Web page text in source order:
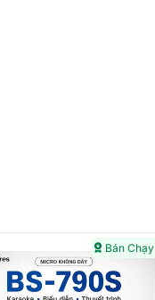
Bán Chạy